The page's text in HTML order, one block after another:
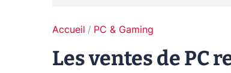
Accueil PC & Gaming
Les ventes de PC